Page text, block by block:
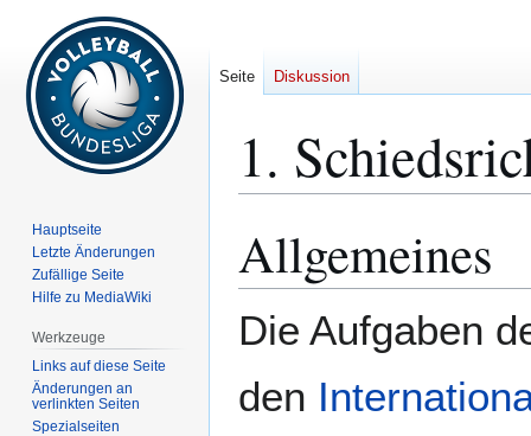
1.
Navigation
Suche
Allgemeines
Die Aufgaben
den
Seite Diskussion
Hauptseite
Letzte Änderungen
Zufällige Seite
Hilfe zu MediaWiki
Werkzeuge
Links auf diese Seite
Änderungen an
verlinkten Seiten
Spezialseiten